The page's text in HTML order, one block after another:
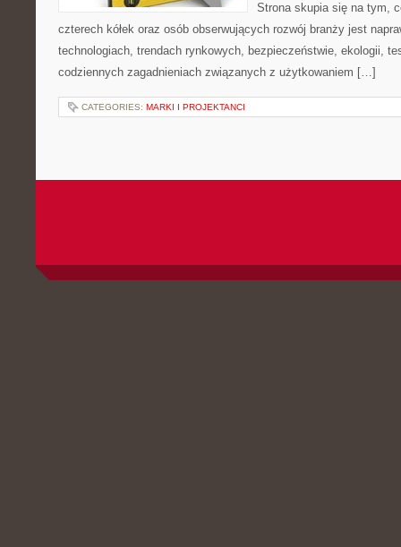
Strona skupia się na tym,
czterech kółek oraz osób obserwujących rozwój branży jest
technologiach, trendach rynkowych, bezpieczeństwie, ekologii,
codziennych zagadnieniach związanych z użytkowaniem […]
CATEGORIES: MARKI I PROJEKTANCI